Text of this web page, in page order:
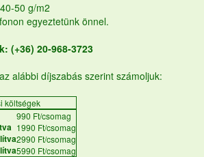
50 g/m2
egyeztetünk önnel.
(+36) 20-968-3723
alábbi díjszabás szerint számoljuk:
költségek
990 Ft/csomag
1990 Ft/csomag
2990 Ft/csomag
5990 Ft/csomag